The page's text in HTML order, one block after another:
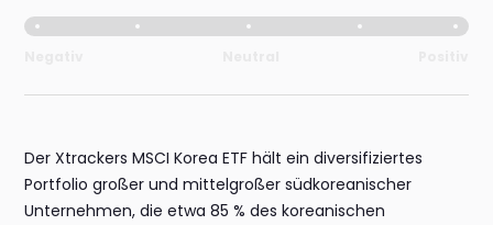
Der Xtrackers MSCI Korea ETF hält ein diversifiziertes
Portfolio großer und mittelgroßer südkoreanischer
Unternehmen, die etwa 85 % des koreanischen